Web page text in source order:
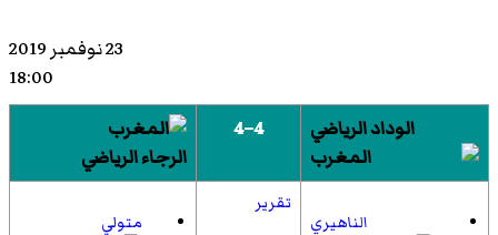
23 نوفمبر 2019
18:00
الوداد الرياضي
4–4
الرجاء الرياضي
الناهيري
تقرير
متولي